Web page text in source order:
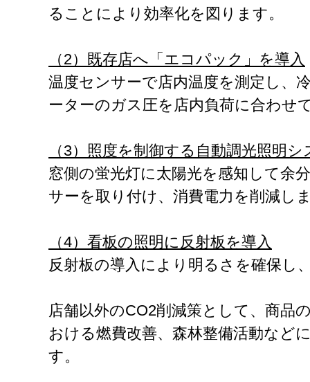
ることにより効率化を図ります。
（2）既存店へ「エコパック」を導入
温度センサーで店内温度を測定し、
ーターのガス圧を店内負荷に合わせ
（3）照度を制御する自動調光照明
窓側の蛍光灯に太陽光を感知して余
サーを取り付け、消費電力を削減し
（4）看板の照明に反射板を導入
反射板の導入により明るさを確保し
店舗以外のCO2削減策として、商品
おける燃費改善、森林整備活動など
す。